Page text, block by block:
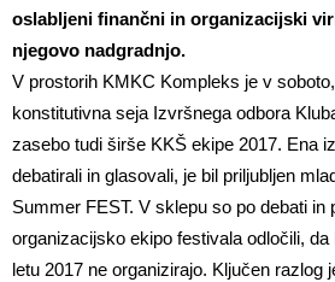
oslabljeni finančni in organizacijski
njegovo nadgradnjo.
V prostorih KMKC Kompleks je v
konstitutivna seja Izvršnega odbora
zasebo tudi širše KKŠ ekipe 2017. Ena
debatirali in glasovali, je bil priljubljen
Summer FEST. V sklepu so po debati
organizacijsko ekipo festivala odločili,
letu 2017 ne organizirajo. Ključen razlog